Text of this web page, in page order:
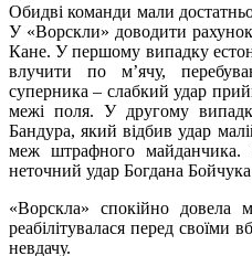
Обидві команди мали
У «Ворскли» доводити
Кане. У першому випадку
влучити по м’ячу,
суперника – слабкий удар
межі поля. У другому
Бандура, який відбив удар
меж штрафного майданчика.
неточний удар Богдана
«Ворскла» спокійно довела
реабілітувалася перед своїми
невдачу.